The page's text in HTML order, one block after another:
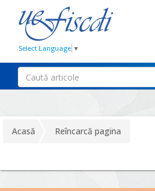
Select Language ▼
Acasă Reîncarcă pagina